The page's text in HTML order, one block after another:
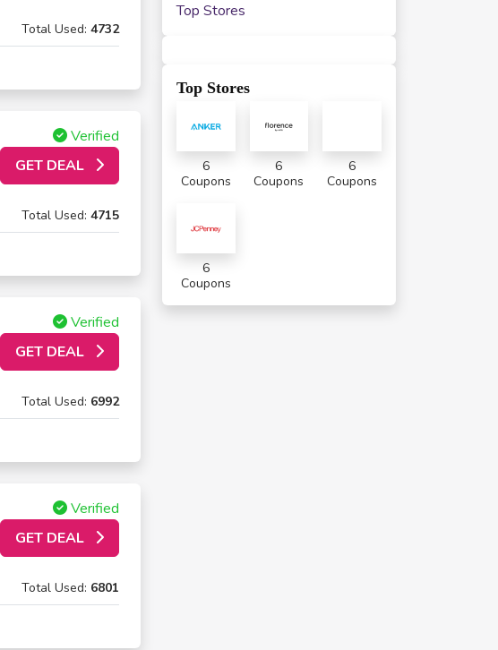
Total Used: 4732
Verified
GET DEAL
Total Used: 4715
Verified
GET DEAL
Total Used: 6992
Verified
GET DEAL
Total Used: 6801
Top Stores
Top Stores
6
Coupons
6
Coupons
6
Coupons
6
Coupons